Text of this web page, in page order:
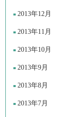
2013年12月
2013年11月
2013年10月
2013年9月
2013年8月
2013年7月